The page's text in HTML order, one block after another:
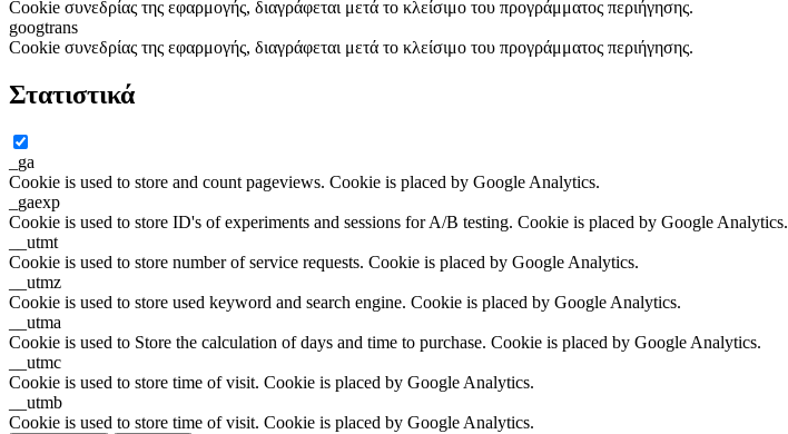
Cookie συνεδρίας της εφαρμογής, διαγράφεται μετά το κλείσιμο του προγράμματος περιήγησης.
googtrans
Cookie συνεδρίας της εφαρμογής, διαγράφεται μετά το κλείσιμο του προγράμματος περιήγησης.
Στατιστικά
_ga
Cookie is used to store and count pageviews. Cookie is placed by Google Analytics.
_gaexp
Cookie is used to store ID's of experiments and sessions for A/B testing. Cookie is placed by Google Analytics.
__utmt
Cookie is used to store number of service requests. Cookie is placed by Google Analytics.
__utmz
Cookie is used to store used keyword and search engine. Cookie is placed by Google Analytics.
__utma
Cookie is used to Store the calculation of days and time to purchase. Cookie is placed by Google Analytics.
__utmc
Cookie is used to store time of visit. Cookie is placed by Google Analytics.
__utmb
Cookie is used to store time of visit. Cookie is placed by Google Analytics.